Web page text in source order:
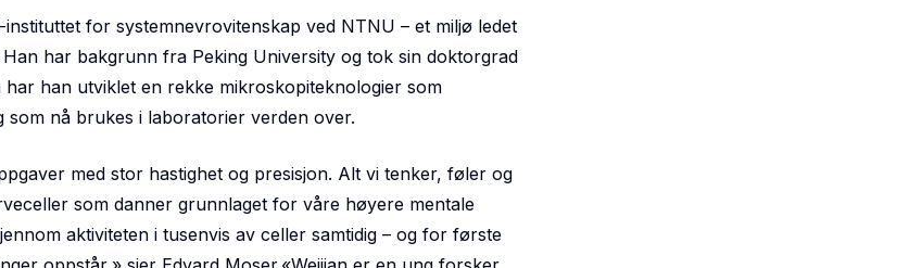
for systemnevrovitenskap ved NTNU – et miljø ledet
har bakgrunn fra Peking University og tok sin doktorgrad
han utviklet en rekke mikroskopiteknologier som
nå brukes i laboratorier verden over.
med stor hastighet og presisjon. Alt vi tenker, føler og
som danner grunnlaget for våre høyere mentale
aktiviteten i tusenvis av celler samtidig – og for første